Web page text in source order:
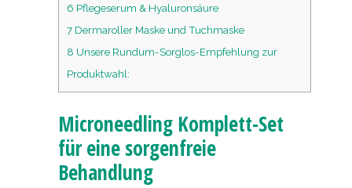
6 Pflegeserum & Hyaluronsäure
7 Dermaroller Maske und Tuchmaske
8 Unsere Rundum-Sorglos-Empfehlung zur
Produktwahl:
Microneedling Komplett-Set
für eine sorgenfreie
Behandlung